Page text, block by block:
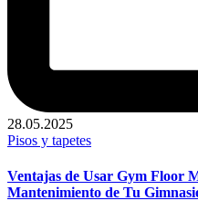
28.05.2025
Publicado
Pisos y tapetes
Ventajas de Usar Gym Floor
Mantenimiento de Tu